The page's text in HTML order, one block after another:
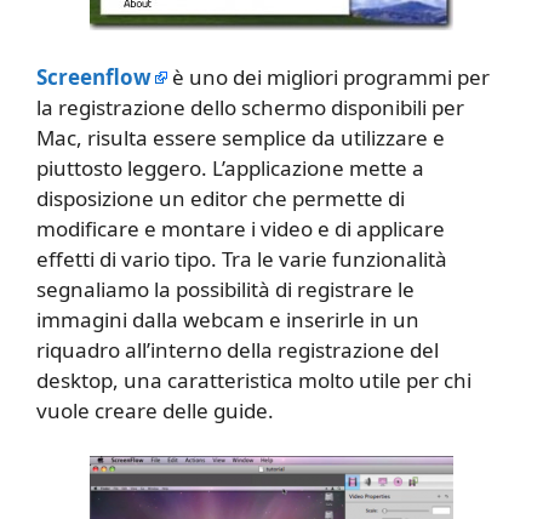
Screenflow
è uno dei migliori programmi per
la registrazione dello schermo disponibili per
Mac, risulta essere semplice da utilizzare e
piuttosto leggero. L’applicazione mette a
disposizione un editor che permette di
modificare e montare i video e di applicare
effetti di vario tipo. Tra le varie funzionalità
segnaliamo la possibilità di registrare le
immagini dalla webcam e inserirle in un
riquadro all’interno della registrazione del
desktop, una caratteristica molto utile per chi
vuole creare delle guide.